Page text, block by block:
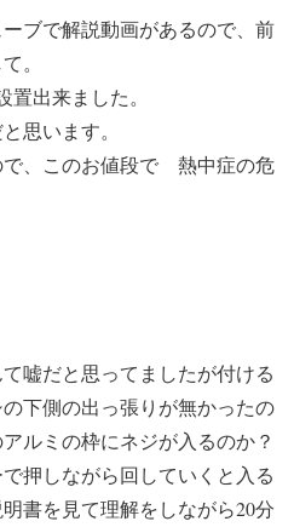
ブで解説動画があるので、前
。
出来ました。
思います。
、このお値段で 熱中症の危
嘘だと思ってましたが付ける
下側の出っ張りが無かったの
ルミの枠にネジが入るのか？
押しながら回していくと入る
書を見て理解をしながら20分